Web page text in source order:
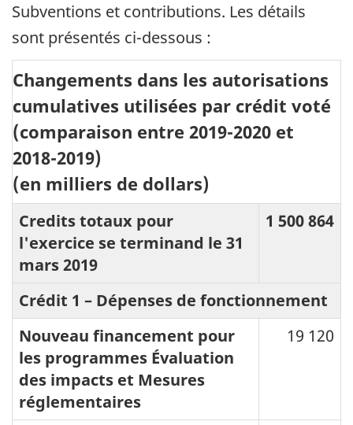
Subventions et contributions. Les détails
sont présentés ci-dessous :
Changements dans les autorisations
cumulatives utilisées par crédit voté
(comparaison entre 2019-2020 et
2018-2019)
(en milliers de dollars)
Credits totaux pour
l'exercice se terminand le 31
mars 2019
1 500 864
Crédit 1 – Dépenses de fonctionnement
Nouveau financement pour
les programmes Évaluation
des impacts et Mesures
réglementaires
19 120